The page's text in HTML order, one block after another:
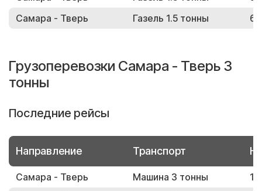
Самара - Тверь
Газель 1.5 тонны
Грузоперевозки Самара - Тверь 3
тонны
Последние рейсы
Направление Транспорт
Самара - Тверь Машина 3 тонны